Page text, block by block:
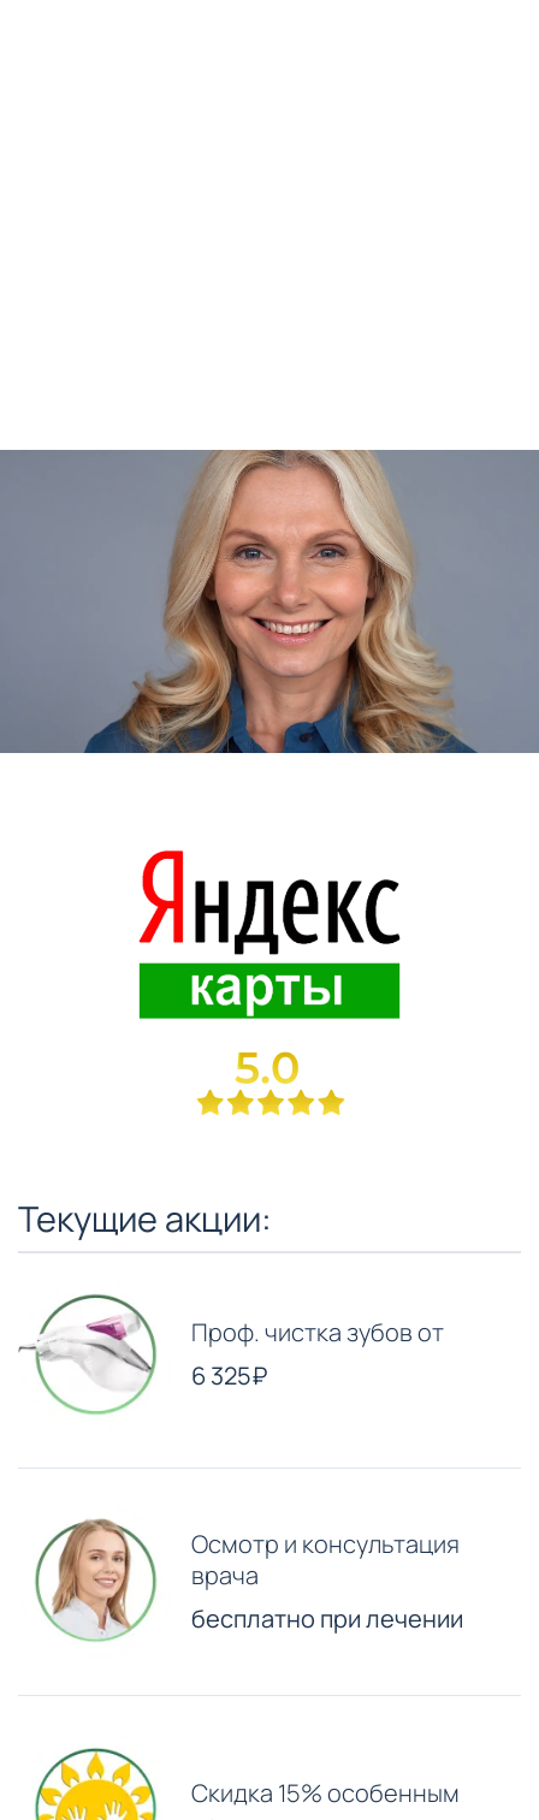
Текущие акции:
Проф. чистка зубов от
6 325₽
Осмотр и консультация
врача
бесплатно при лечении
Скидка 15% особенным